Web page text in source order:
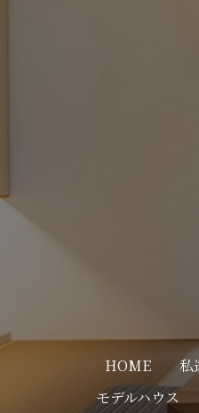
HOME
私
モデルハウス